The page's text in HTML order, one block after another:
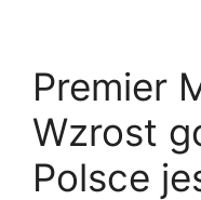
Premier
Wzrost
Polsce